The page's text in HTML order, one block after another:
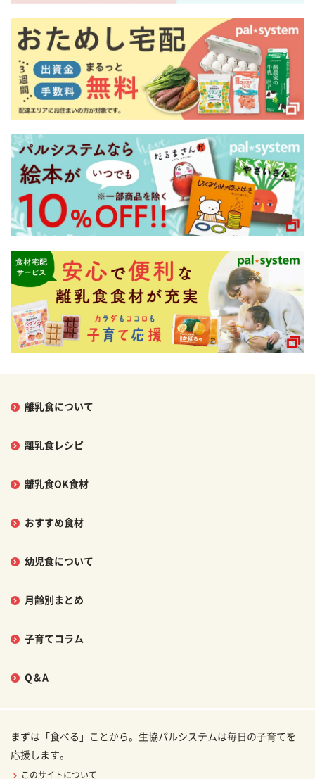
離乳食について
離乳食レシピ
離乳食OK食材
おすすめ食材
幼児食について
月齢別まとめ
子育てコラム
Q＆A
まずは「食べる」ことから。生協パルシステムは毎日の子育てを
応援します。
このサイトについて